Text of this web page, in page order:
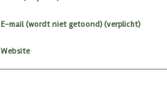
E-mail (wordt niet getoond) (verplicht)
Website